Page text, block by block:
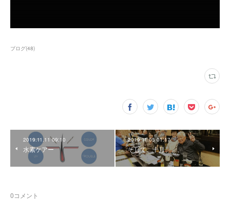
ブログ(48)
2019.11.11 09:10
水素ケアー
2019.11.05 01:17
そして、十月、、、
0コメント